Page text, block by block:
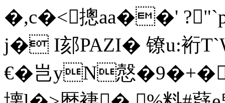
� ,c�<摠aa��'
j� I郂PAZI� 镣u:裄
€�岂yN慤